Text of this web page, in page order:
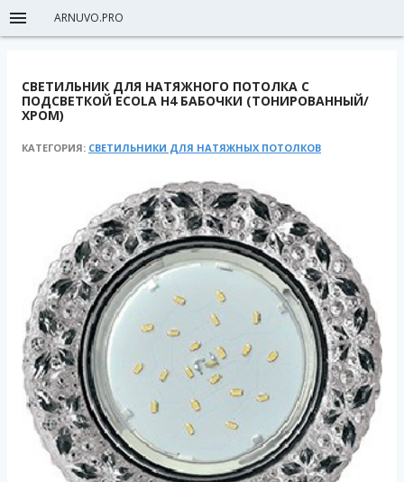
ARNUVO.PRO
СВЕТИЛЬНИК ДЛЯ НАТЯЖНОГО ПОТОЛКА С
ПОДСВЕТКОЙ ECOLA H4 БАБОЧКИ (ТОНИРОВАННЫЙ/
ХРОМ)
КАТЕГОРИЯ: СВЕТИЛЬНИКИ ДЛЯ НАТЯЖНЫХ ПОТОЛКОВ